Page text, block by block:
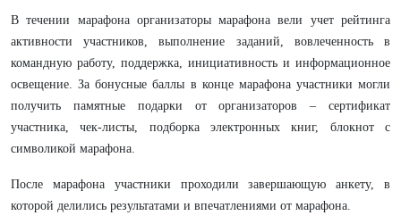
В течении марафона организаторы марафона вели учет рейтинга
активности участников, выполнение заданий, вовлеченность в
командную работу, поддержка, инициативность и информационное
освещение. За бонусные баллы в конце марафона участники могли
получить памятные подарки от организаторов – сертификат
участника, чек-листы, подборка электронных книг, блокнот с
символикой марафона.
После марафона участники проходили завершающую анкету, в
которой делились результатами и впечатлениями от марафона.